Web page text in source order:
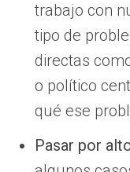
trabajo con
tipo de
directas
o político
qué ese
Pasar por